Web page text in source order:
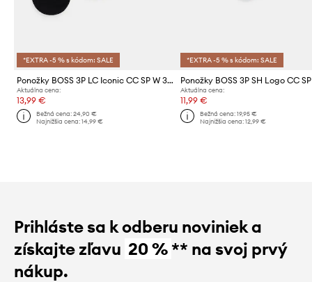
*EXTRA -5 % s kódom: SALE
Ponožky BOSS 3P LC Iconic CC SP W 3-pak
Aktuálna cena:
13,99 €
Bežná cena:24,90 €
Najnižšia cena:14,99 €
*EXTRA -5 % s kódom: SALE
Aktuálna cena:
11,99 €
Bežná cena: 19,95 €
Najnižšia cena: 12,99 €
Prihláste sa k odberu noviniek a
získajte zľavu 20 %** na svoj prvý
nákup.